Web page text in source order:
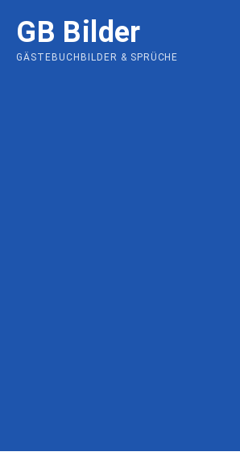
content
GB Bilder
GÄSTEBUCHBILDER & SPRÜCHE